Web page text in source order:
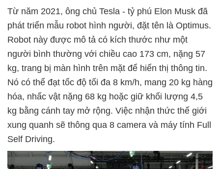
Từ năm 2021, ông chủ Tesla - tỷ phú Elon Musk đã
phát triển mẫu robot hình người, đặt tên là Optimus.
Robot này được mô tả có kích thước như một
người bình thường với chiều cao 173 cm, nặng 57
kg, trang bị màn hình trên mặt để hiển thị thông tin.
Nó có thể đạt tốc độ tối đa 8 km/h, mang 20 kg hàng
hóa, nhấc vật nặng 68 kg hoặc giữ khối lượng 4,5
kg bằng cánh tay mở rộng. Việc nhận thức thế giới
xung quanh sẽ thông qua 8 camera và máy tính Full
Self Driving.